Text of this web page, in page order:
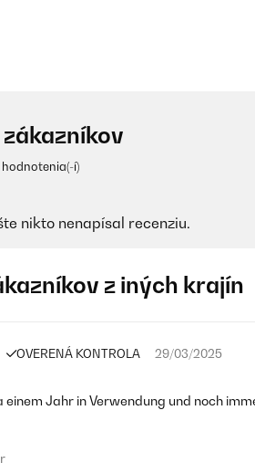
í)
nikto nenapísal recenziu.
z iných krajín
OVERENÁ KONTROLA 29/03/2025
einem Jahr in Verwendung und noch